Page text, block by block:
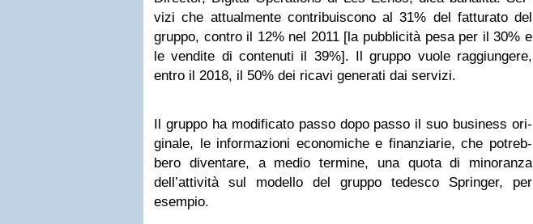
vizi che attual­mente con­tri­bui­scono al 31% del fat­tu­rato del
gruppo, con­tro il 12% nel 2011 [la pub­bli­cità pesa per il 30% e
le ven­dite di con­te­nuti il 39%]. Il gruppo vuole rag­giun­gere,
entro il 2018, il 50% dei ricavi gene­rati dai servizi.
Il gruppo ha modi­fi­cato passo dopo passo il suo busi­ness ori­
gi­nale, le infor­ma­zioni eco­no­mi­che e finan­zia­rie, che potreb­
bero diven­tare, a medio ter­mine, una quota di mino­ranza
dell’attività sul modello del gruppo tede­sco Sprin­ger, per
esempio.